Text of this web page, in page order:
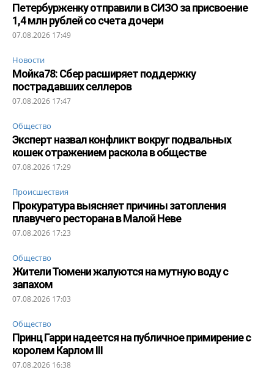
Петербурженку отправили в СИЗО за присвоение
1,4 млн рублей со счета дочери
07.08.2026 17:49
Новости
Мойка78: Сбер расширяет поддержку
пострадавших селлеров
07.08.2026 17:47
Общество
Эксперт назвал конфликт вокруг подвальных
кошек отражением раскола в обществе
07.08.2026 17:29
Происшествия
Прокуратура выясняет причины затопления
плавучего ресторана в Малой Неве
07.08.2026 17:23
Общество
Жители Тюмени жалуются на мутную воду с
запахом
07.08.2026 17:03
Общество
Принц Гарри надеется на публичное примирение с
королем Карлом III
07.08.2026 16:38